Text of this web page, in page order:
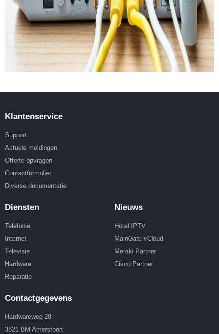
Klantenservice
Support
Actuele meldingen
Offerte opvragen
Contactformulier
Diverse documentatie
Diensten
Telefonie
Internet
Televisie
Hardware
Reparatie
Nieuws
Hotel IPTV
MainGate vCloud
Meraki Partner
Cisco Partner
Contactgegevens
Hardwareweg 28
3821 BM Amersfoort